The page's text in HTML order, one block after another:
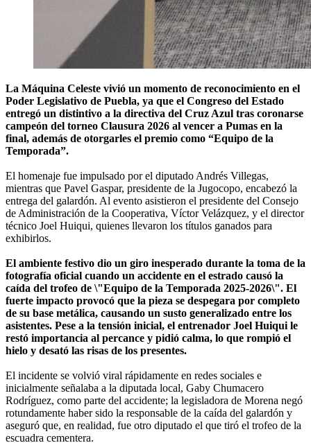
La Máquina Celeste vivió un momento de reconocimiento en el
Poder Legislativo de Puebla, ya que el Congreso del Estado
entregó un distintivo a la directiva del Cruz Azul tras coronarse
campeón del torneo Clausura 2026 al vencer a Pumas en la
final, además de otorgarles el premio como “Equipo de la
Temporada”.
El homenaje fue impulsado por el diputado Andrés Villegas,
mientras que Pavel Gaspar, presidente de la Jugocopo, encabezó la
entrega del galardón. Al evento asistieron el presidente del Consejo
de Administración de la Cooperativa, Víctor Velázquez, y el director
técnico Joel Huiqui, quienes llevaron los títulos ganados para
exhibirlos.
El ambiente festivo dio un giro inesperado durante la toma de la
fotografía oficial cuando un accidente en el estrado causó la
caída del trofeo de \"Equipo de la Temporada 2025-2026\". El
fuerte impacto provocó que la pieza se despegara por completo
de su base metálica, causando un susto generalizado entre los
asistentes. Pese a la tensión inicial, el entrenador Joel Huiqui le
restó importancia al percance y pidió calma, lo que rompió el
hielo y desató las risas de los presentes.
El incidente se volvió viral rápidamente en redes sociales e
inicialmente señalaba a la diputada local, Gaby Chumacero
Rodríguez, como parte del accidente; la legisladora de Morena negó
rotundamente haber sido la responsable de la caída del galardón y
aseguró que, en realidad, fue otro diputado el que tiró el trofeo de la
escuadra cementera.